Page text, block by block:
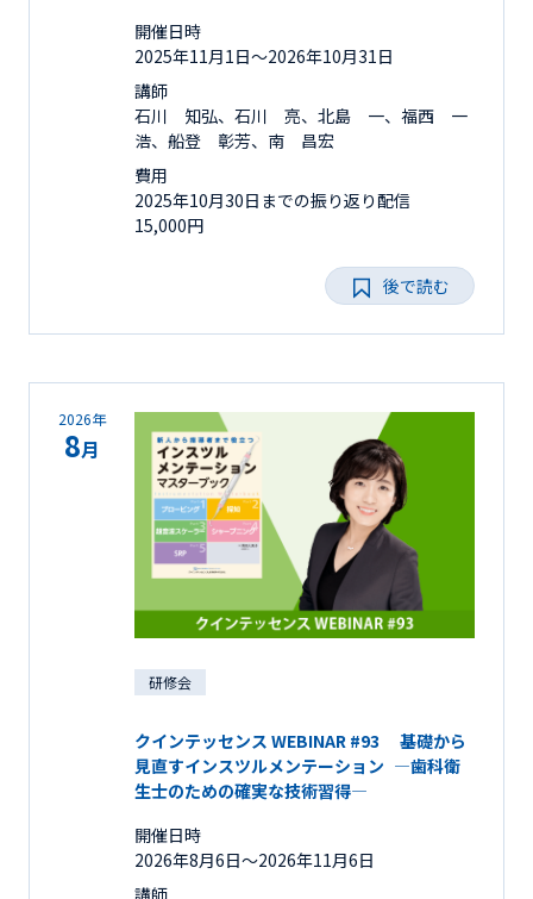
開催日時
2025年11月1日〜2026年10月31日
講師
石川 知弘、石川 亮、北島 一、福西 一
浩、船登 彰芳、南 昌宏
費用
2025年10月30日までの振り返り配信
15,000円
後で読む
2026年
8月
研修会
クインテッセンス WEBINAR #93 基礎から
見直すインスツルメンテーション ―歯科衛
生士のための確実な技術習得―
開催日時
2026年8月6日〜2026年11月6日